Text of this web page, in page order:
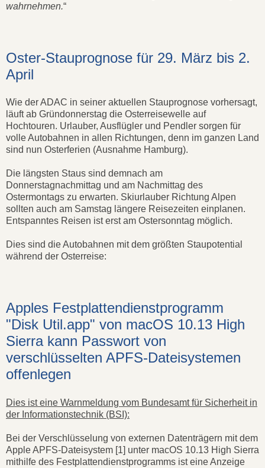
wahrnehmen.“
Oster-Stauprognose für 29. März bis 2.
April
Wie der ADAC in seiner aktuellen Stauprognose vorhersagt,
läuft ab Gründonnerstag die Osterreisewelle auf
Hochtouren. Urlauber, Ausflügler und Pendler sorgen für
volle Autobahnen in allen Richtungen, denn im ganzen Land
sind nun Osterferien (Ausnahme Hamburg).
Die längsten Staus sind demnach am
Donnerstagnachmittag und am Nachmittag des
Ostermontags zu erwarten. Skiurlauber Richtung Alpen
sollten auch am Samstag längere Reisezeiten einplanen.
Entspanntes Reisen ist erst am Ostersonntag möglich.
Dies sind die Autobahnen mit dem größten Staupotential
während der Osterreise:
Apples Festplattendienstprogramm
"Disk Util.app" von macOS 10.13 High
Sierra kann Passwort von
verschlüsselten APFS-Dateisystemen
offenlegen
Dies ist eine Warnmeldung vom Bundesamt für Sicherheit in
der Informationstechnik (BSI):
Bei der Verschlüsselung von externen Datenträgern mit dem
Apple APFS-Dateisystem [1] unter macOS 10.13 High Sierra
mithilfe des Festplattendienstprogramms ist eine Anzeige